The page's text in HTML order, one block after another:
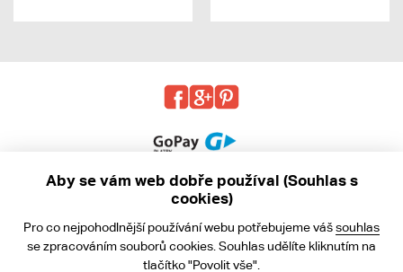
Obchodní podmínky
Aby se vám web dobře používal (Souhlas s
cookies)
Pro co nejpohodlnější používání webu potřebujeme vášsouhlas
se zpracováním souborů cookies. Souhlas udělíte kliknutím na
tlačítko "Povolit vše".